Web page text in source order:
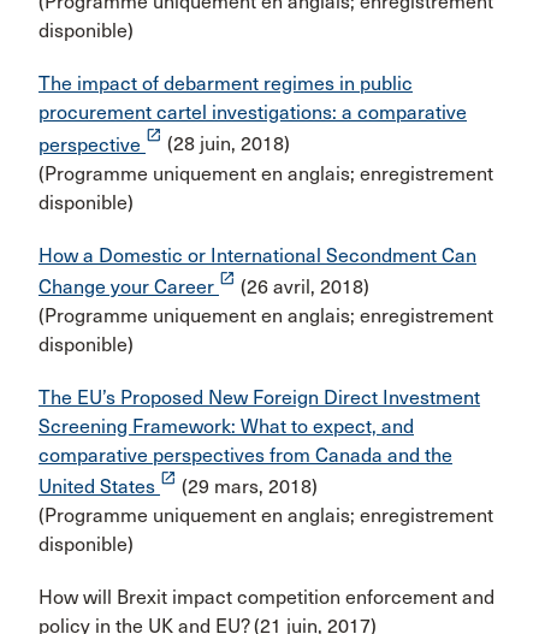
disponible)
The impact of debarment regimes in public
procurement cartel investigations: a comparative
perspective launch (28 juin, 2018)
(Programme uniquement en anglais; enregistrement
disponible)
How a Domestic or International Secondment Can
Change your Career launch (26 avril, 2018)
(Programme uniquement en anglais; enregistrement
disponible)
The EU’s Proposed New Foreign Direct Investment
Screening Framework: What to expect, and
comparative perspectives from Canada and the
United States launch (29 mars, 2018)
(Programme uniquement en anglais; enregistrement
disponible)
How will Brexit impact competition enforcement and
policy in the UK and EU? (21 juin, 2017)